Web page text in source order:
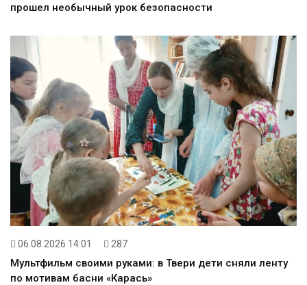
прошел необычный урок безопасности
06.08.2026 14:01 287
Мультфильм своими руками: в Твери дети сняли ленту
по мотивам басни «Карась»